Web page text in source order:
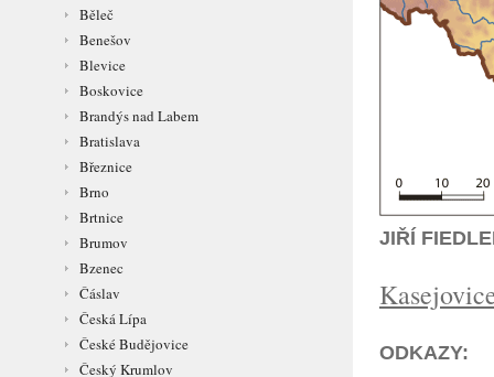
Běleč
Benešov
Blevice
Boskovice
Brandýs nad Labem
Bratislava
Březnice
Brno
Brtnice
Brumov
Bzenec
Čáslav
Česká Lípa
České Budějovice
Český Krumlov
JIŘÍ
ODKAZY: